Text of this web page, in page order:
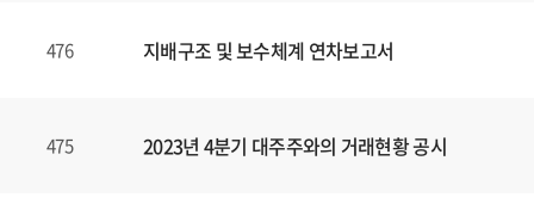
476 지배구조 및 보수체계 연차보고서
475 2023년 4분기 대주주와의 거래현황 공시